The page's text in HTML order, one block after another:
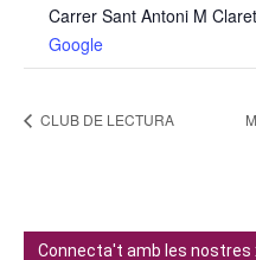
Carrer Sant Antoni M
Google
CLUB DE LECTURA
Connecta't amb les nostres